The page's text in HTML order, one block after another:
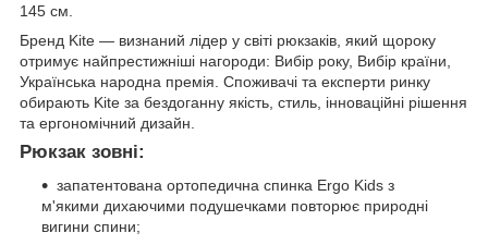
145 см.
Бренд Kite — визнаний лідер у світі рюкзаків, який щороку
отримує найпрестижніші нагороди: Вибір року, Вибір країни,
Українська народна премія. Споживачі та експерти ринку
обирають Kite за бездоганну якість, стиль, інноваційні рішення
та ергономічний дизайн.
Рюкзак зовні:
запатентована ортопедична спинка Ergo Kids з
м'якими дихаючими подушечками повторює природні
вигини спини;